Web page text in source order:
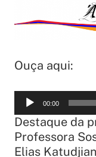
Ouça aqui:
Tocador
de
áudio
00:00
Destaque da
Professora
Elias